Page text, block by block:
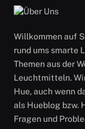
Willkommen auf
rund ums smarte
Themen aus der
Leuchtmitteln.
Hue, auch wenn
als Hueblog bzw.
Fragen und